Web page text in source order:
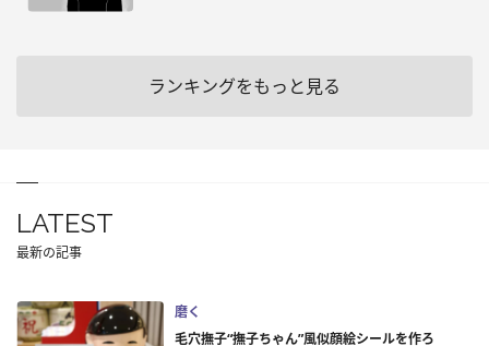
ランキングをもっと見る
LATEST
最新の記事
磨く
毛穴撫子“撫子ちゃん”風似顔絵シールを作ろ